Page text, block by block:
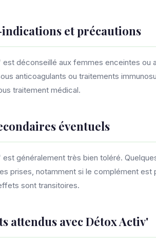
et précautions
déconseillé aux femmes enceintes ou
anticoagulants ou traitements
traitement médical.
éventuels
généralement très bien toléré.
prises, notamment si le complément
sont transitoires.
attendus avec Détox Activ'